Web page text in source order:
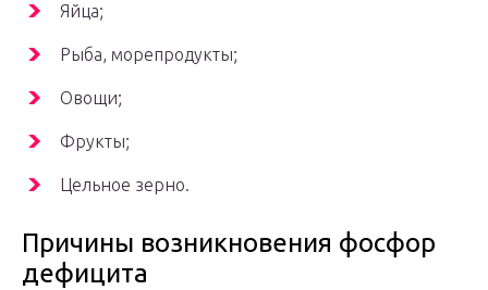
Яйца;
Рыба, морепродукты;
Овощи;
Фрукты;
Цельное зерно.
Причины возникновения фосфор
дефицита